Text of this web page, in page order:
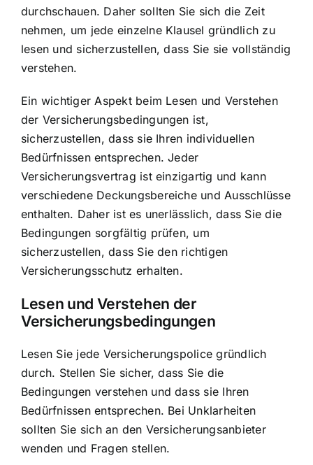
durchschauen. Daher sollten Sie sich die Zeit
nehmen, um jede einzelne Klausel gründlich zu
lesen und sicherzustellen, dass Sie sie vollständig
verstehen.
Ein wichtiger Aspekt beim Lesen und Verstehen
der Versicherungsbedingungen ist,
sicherzustellen, dass sie Ihren individuellen
Bedürfnissen entsprechen. Jeder
Versicherungsvertrag ist einzigartig und kann
verschiedene Deckungsbereiche und Ausschlüsse
enthalten. Daher ist es unerlässlich, dass Sie die
Bedingungen sorgfältig prüfen, um
sicherzustellen, dass Sie den richtigen
Versicherungsschutz erhalten.
Lesen und Verstehen der
Versicherungsbedingungen
Lesen Sie jede Versicherungspolice gründlich
durch. Stellen Sie sicher, dass Sie die
Bedingungen verstehen und dass sie Ihren
Bedürfnissen entsprechen. Bei Unklarheiten
sollten Sie sich an den Versicherungsanbieter
wenden und Fragen stellen.